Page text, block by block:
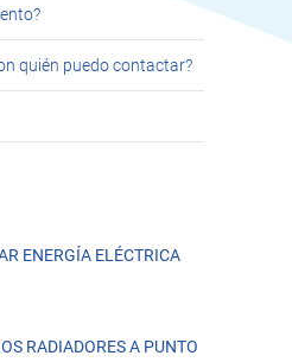
quién puedo contactar?
ENERGÍA ELÉCTRICA
RADIADORES A PUNTO